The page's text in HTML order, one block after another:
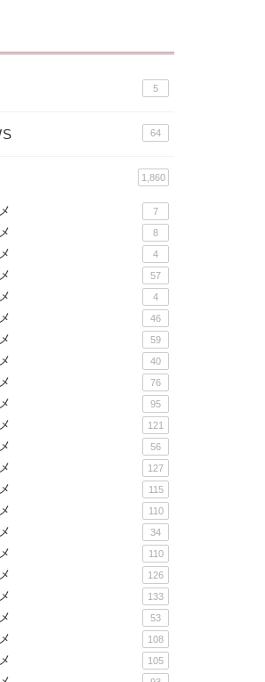
5
64
1,860
7
8
4
57
4
46
59
40
76
95
121
56
127
115
110
34
110
126
133
53
108
105